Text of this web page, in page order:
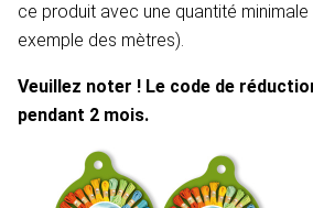
ce produit avec une quantité
exemple des mètres).
Veuillez noter ! Le code de
pendant 2 mois.